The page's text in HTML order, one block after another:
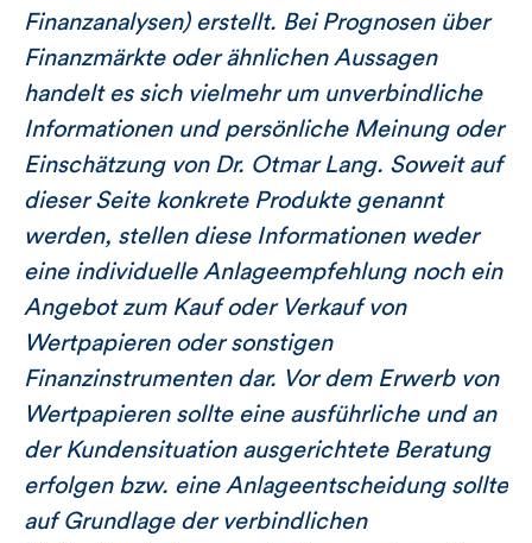
Finanzanalysen) erstellt. Bei Prognosen über
Finanzmärkte oder ähnlichen Aussagen
handelt es sich vielmehr um unverbindliche
Informationen und persönliche Meinung oder
Einschätzung von Dr. Otmar Lang. Soweit auf
dieser Seite konkrete Produkte genannt
werden, stellen diese Informationen weder
eine individuelle Anlageempfehlung noch ein
Angebot zum Kauf oder Verkauf von
Wertpapieren oder sonstigen
Finanzinstrumenten dar. Vor dem Erwerb von
Wertpapieren sollte eine ausführliche und an
der Kundensituation ausgerichtete Beratung
erfolgen bzw. eine Anlageentscheidung sollte
auf Grundlage der verbindlichen